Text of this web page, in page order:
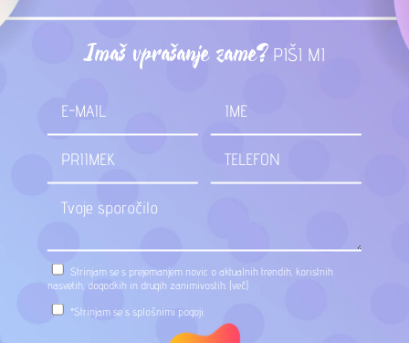
Imaš vprašanje zame? PIŠI MI
Strinjam se s prejemanjem novic o aktualnih trendih, koristnih
nasvetih, dogodkih in drugih zanimivostih. (več)
*Strinjam se s splošnimi pogoji